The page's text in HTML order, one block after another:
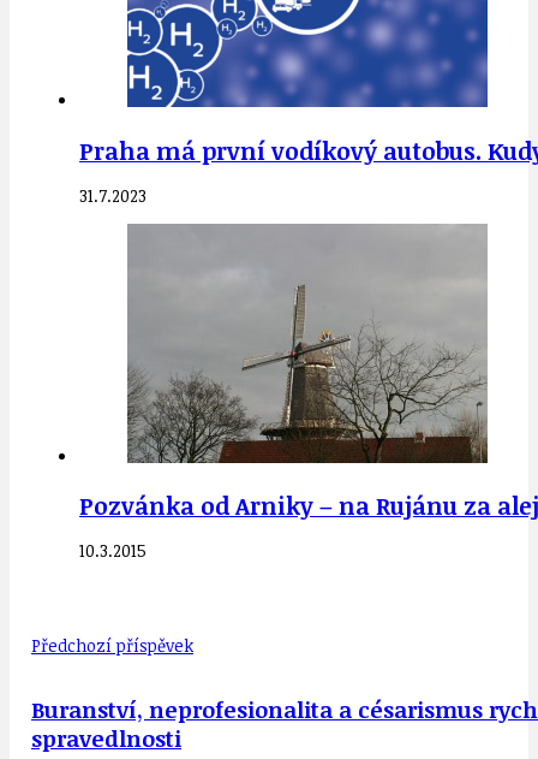
Praha má první vodíkový autobus.
31.7.2023
Pozvánka od Arniky – na Rujánu za
10.3.2015
Předchozí příspěvek
Buranství, neprofesionalita a césarismus
spravedlnosti